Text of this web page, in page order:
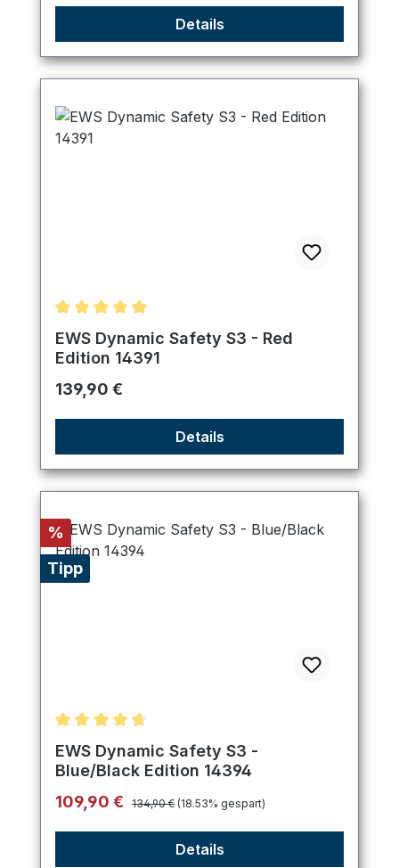
Details
Durchschnittliche Bewertung von 4.89 von 5
EWS Dynamic Safety S3 - Red
Edition 14391
Regulärer Preis:
139,90 €
Details
Rabatt
%
Tipp
Durchschnittliche Bewertung von 4.75 von 5
EWS Dynamic Safety S3 -
Blue/Black Edition 14394
Verkaufspreis:
109,90 € Regulärer Preis:
134,90 € (18.53% gespart)
Details